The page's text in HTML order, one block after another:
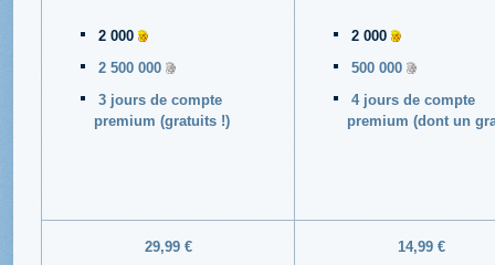
2 000
2 500 000
3 jours de compte
premium (gratuits !)
2 000
500 000
4 jours de compte
premium (dont un
29,99 € 14,99 €